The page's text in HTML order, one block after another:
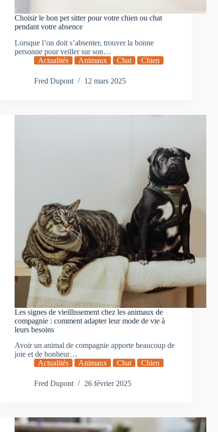
Choisir le bon pet sitter pour votre chien ou chat
pendant votre absence
Lorsque l’on doit s’absenter, trouver la bonne
personne pour veiller sur son…
Actualités
Animaux Chat Chien
Fred Dupont 12 mars 2025
Les signes de vieillissement chez les animaux de
compagnie : comment adapter leur mode de vie à
leurs besoins
Avoir un animal de compagnie apporte beaucoup de
joie et de bonheur…
Actualités
Animaux Chat Chien
Fred Dupont 26 février 2025